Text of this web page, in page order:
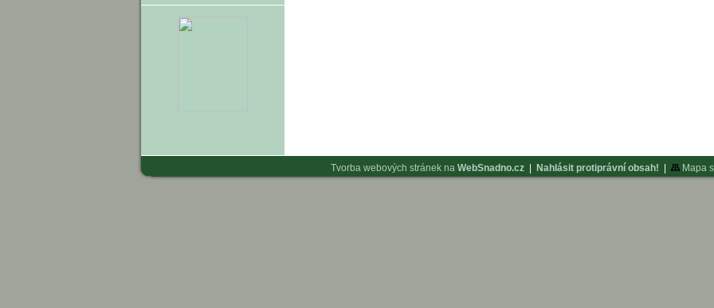
Tvorba webových stránek na WebSnadno.cz| Nahlásit protiprávní obsah! Mapa